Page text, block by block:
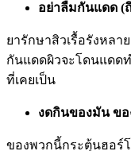
อย่าลืมกันแดด (
ยารักษาสิวเรื้อรังหล
กันแดดผิวจะโดนแดด
ที่เคยเป็น
งดกินของมัน ข
ของพวกนี้กระตุ้นฮอร์